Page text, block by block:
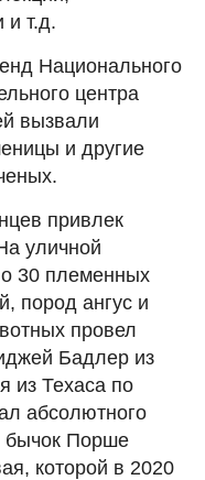
т.д.
Национального
центра
вызвали
и другие
привлек
уличной
30 племенных
пород ангус и
провел
Бадлер из
из Техаса по
абсолютного
бычок Порше
которой в 2020